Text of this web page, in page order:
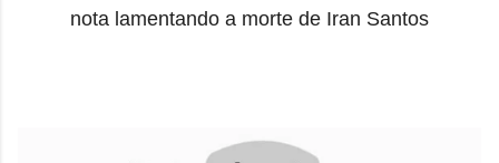
nota lamentando a morte de Iran Santos